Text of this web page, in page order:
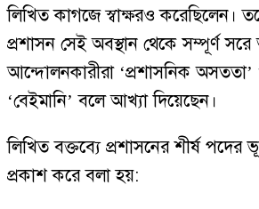
লিখিত কাগজে স্বাক্ষরও করেছিলেন।
প্রশাসন সেই অবস্থান থেকে সম্পূর্ণ
আন্দোলনকারীরা ‘প্রশাসনিক অসততা’ ও
‘বেইমানি’ বলে আখ্যা দিয়েছেন।
লিখিত বক্তব্যে প্রশাসনের শীর্ষ পদের
প্রকাশ করে বলা হয়: